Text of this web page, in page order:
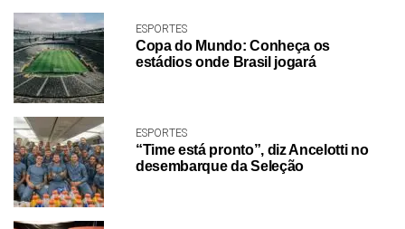
ESPORTES
Copa do Mundo: Conheça os
estádios onde Brasil jogará
ESPORTES
“Time está pronto”, diz Ancelotti no
desembarque da Seleção